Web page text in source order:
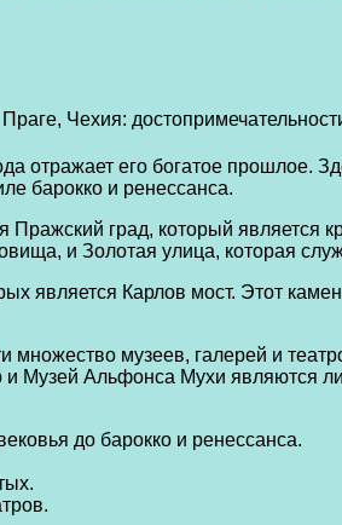
отражает его богатое прошлое.
барокко и ренессанса.
Пражский град, который
и Золотая улица, которая
является Карлов мост. Этот
множество музеев, галерей и
и Музей Альфонса Мухи являются
до барокко и ренессанса.